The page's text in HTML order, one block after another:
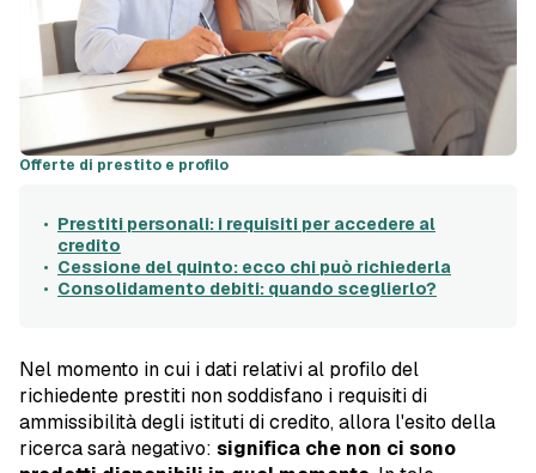
Offerte di prestito e profilo
Prestiti personali: i requisiti per accedere al
credito
Cessione del quinto: ecco chi può richiederla
Consolidamento debiti: quando sceglierlo?
Nel momento in cui i dati relativi al profilo del
richiedente prestiti non soddisfano i requisiti di
ammissibilità degli istituti di credito, allora l'esito della
ricerca sarà negativo: significa che non ci sono